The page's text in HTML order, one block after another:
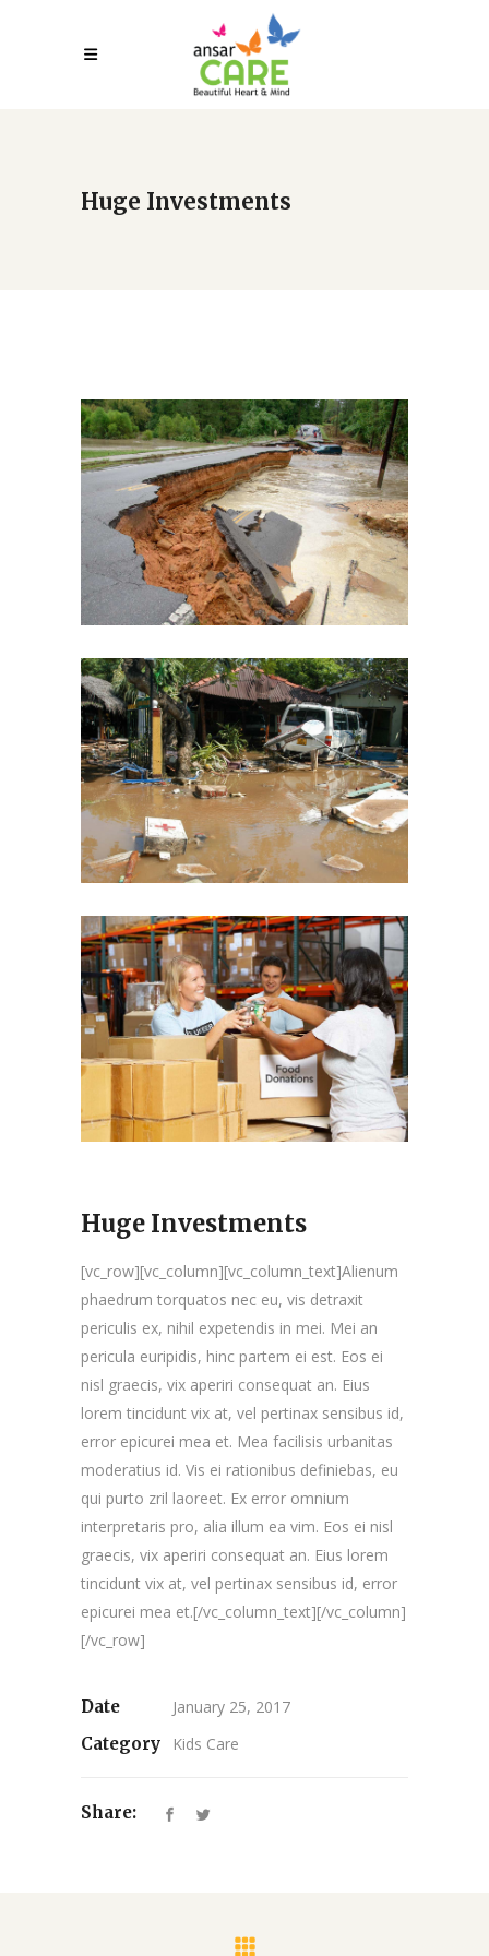
Huge Investments
Huge Investments
[vc_row][vc_column][vc_column_text]Alienum
phaedrum torquatos nec eu, vis detraxit
periculis ex, nihil expetendis in mei. Mei an
pericula euripidis, hinc partem ei est. Eos ei
nisl graecis, vix aperiri consequat an. Eius
lorem tincidunt vix at, vel pertinax sensibus id,
error epicurei mea et. Mea facilisis urbanitas
moderatius id. Vis ei rationibus definiebas, eu
qui purto zril laoreet. Ex error omnium
interpretaris pro, alia illum ea vim. Eos ei nisl
graecis, vix aperiri consequat an. Eius lorem
tincidunt vix at, vel pertinax sensibus id, error
epicurei mea et.[/vc_column_text][/vc_column]
[/vc_row]
Date
January 25, 2017
Category
Kids Care
Share: